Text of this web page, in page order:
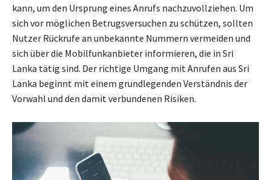
kann, um den Ursprung eines Anrufs nachzuvollziehen. Um
sich vor möglichen Betrugsversuchen zu schützen, sollten
Nutzer Rückrufe an unbekannte Nummern vermeiden und
sich über die Mobilfunkanbieter informieren, die in Sri
Lanka tätig sind. Der richtige Umgang mit Anrufen aus Sri
Lanka beginnt mit einem grundlegenden Verständnis der
Vorwahl und den damit verbundenen Risiken.